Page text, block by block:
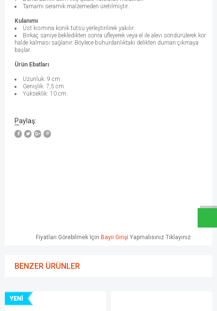
Fiyatları Görebilmek İçin Bayii Girişi Yapmalısınız Tıklayınız
Tamamı seramik malzemeden üretilmiştir..
Kulanımı
Üst kısmına konik tütsü yerleştirilirek yakılır.
Birkaç saniye bekledikten sonra üfleyerek veya el ile alevi söndürülerek kor
halde kalması sağlanır. Böylece buhurdanlıktaki delikten duman çıkmaya
başlar.
Ürün Ebatları
Uzunluk: 9 cm
Genişlik: 7,5 cm
Yükseklik: 10 cm.
Paylaş:
BENZER ÜRÜNLER
YENI